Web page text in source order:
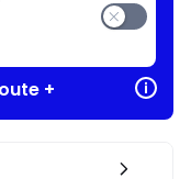
+